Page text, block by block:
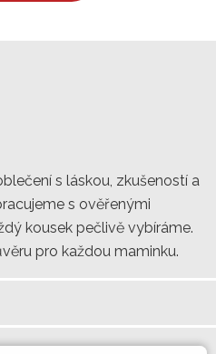
s láskou, zkušeností a
s ověřenými
kousek pečlivě vybíráme.
pro každou maminku.